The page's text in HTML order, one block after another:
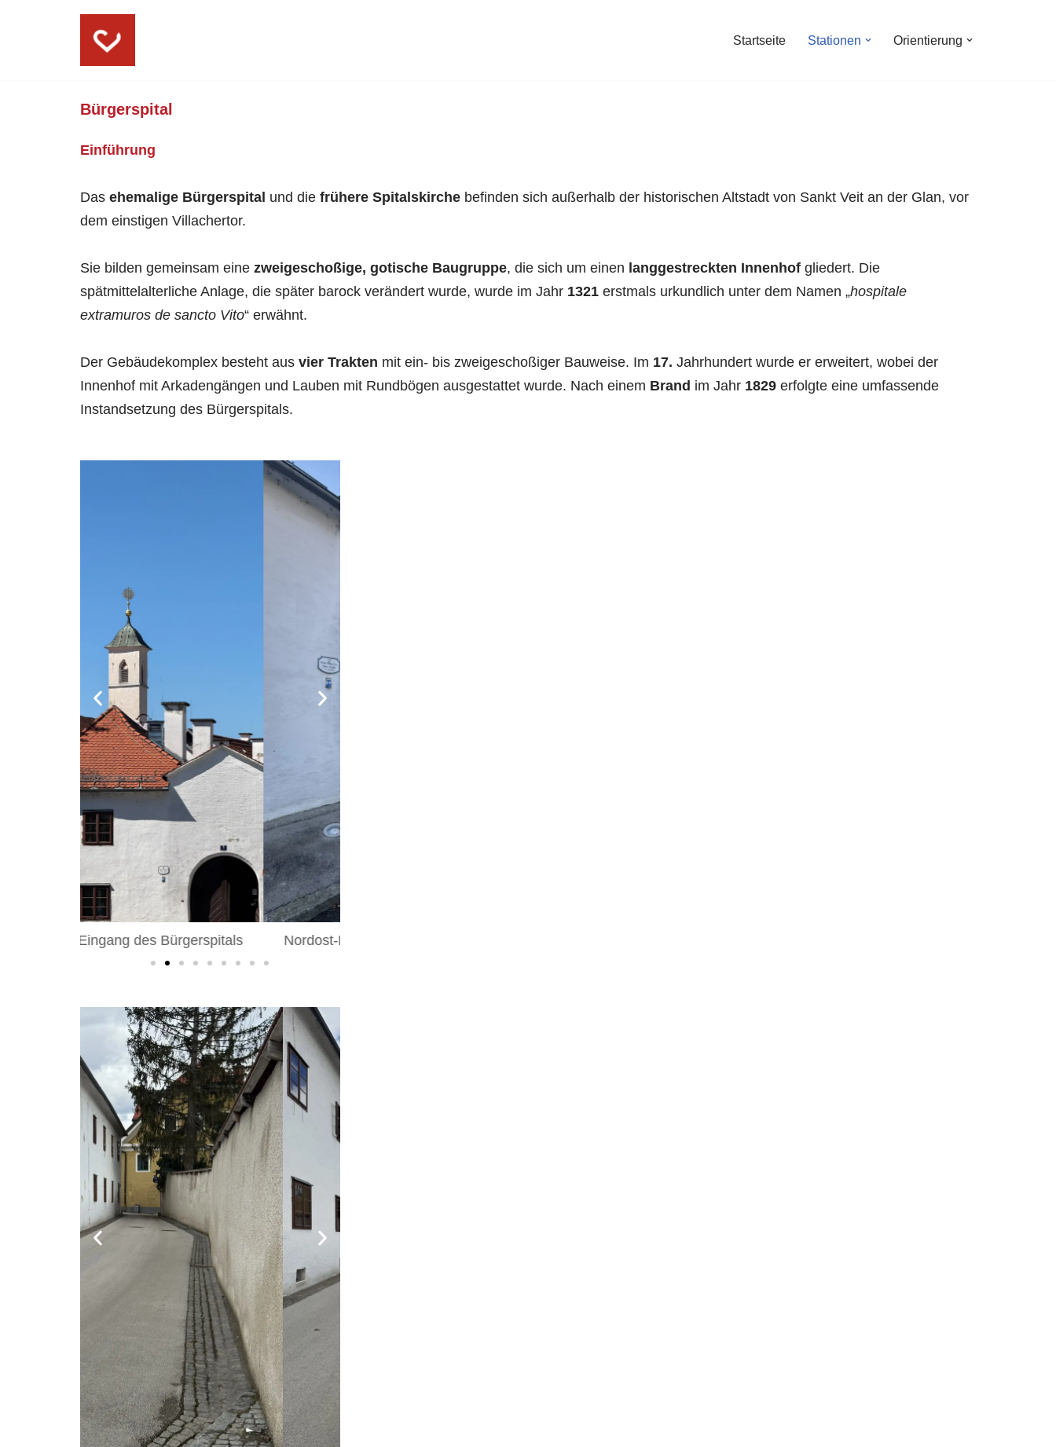
Startseite Stationen Orientierung
Bürgerspital
Einführung
Das ehemalige Bürgerspital und die frühere Spitalskirche befinden sich außerhalb der historischen Altstadt von Sankt Veit an der Glan, vor
dem einstigen Villachertor.
Sie bilden gemeinsam eine zweigeschoßige, gotische Baugruppe, die sich um einen langgestreckten Innenhof gliedert. Die
spätmittelalterliche Anlage, die später barock verändert wurde, wurde im Jahr 1321 erstmals urkundlich unter dem Namen „hospitale
extramuros de sancto Vito“ erwähnt.
Der Gebäudekomplex besteht aus vier Trakten mit ein- bis zweigeschoßiger Bauweise. Im 17. Jahrhundert wurde er erweitert, wobei der
Innenhof mit Arkadengängen und Lauben mit Rundbögen ausgestattet wurde. Nach einem Brand im Jahr 1829 erfolgte eine umfassende
Instandsetzung des Bürgerspitals.
Nordost-Eingang des Bürgerspitals